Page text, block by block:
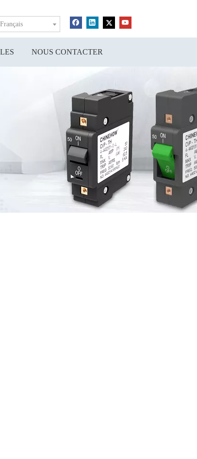
Français
NOUS CONTACTER